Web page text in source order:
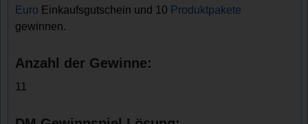
Euro Einkaufsgutschein und 10 Produktpakete
gewinnen.
Anzahl der Gewinne:
11